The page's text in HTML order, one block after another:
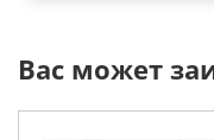
Вас может